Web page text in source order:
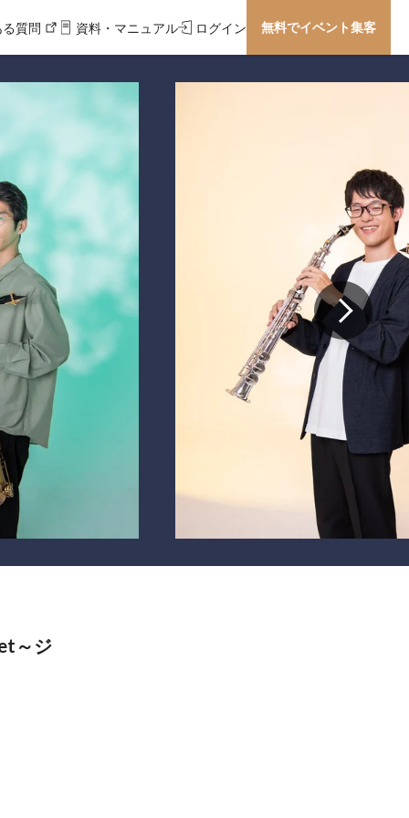
質問 資料・マニュアル ログイン 無料でイベント集客
～ジ